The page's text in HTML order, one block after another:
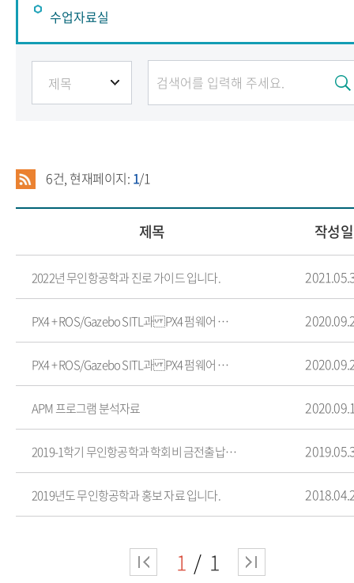
수업자료실
수업자료실
FAQ
6건, 현재페이지: 1/1
제목 작성일
2022년 무인항공학과 진로 가이드 입니다.
PX4 + ROS/Gazebo SITL과 PX4 펌웨어 분석-학부연구생 김재현
PX4 + ROS/Gazebo SITL과 PX4 펌웨어 분석-학부연구생 김재현
APM 프로그램 분석자료
2019-1학기 무인항공학과 학회비 금전출납현황(2019.05.30기준)
2019년도 무인항공학과 홍보 자료 입니다.
1 1